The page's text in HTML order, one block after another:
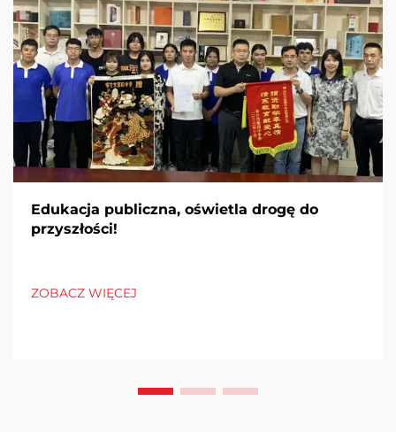
Edukacja publiczna, oświetla drogę do
przyszłości!
ZOBACZ WIĘCEJ